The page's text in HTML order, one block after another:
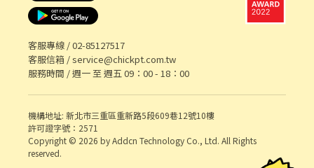
客服專線 /02-85127517
客服信箱 /service@chickpt.com.tw
服務時間 / 週一 至 週五 09：00 - 18：00
機構地址: 新北市三重區重新路5段609巷12號10樓
許可證字號：2571
Copyright © 2026 by Addcn Technology Co., Ltd. All Rights
reserved.